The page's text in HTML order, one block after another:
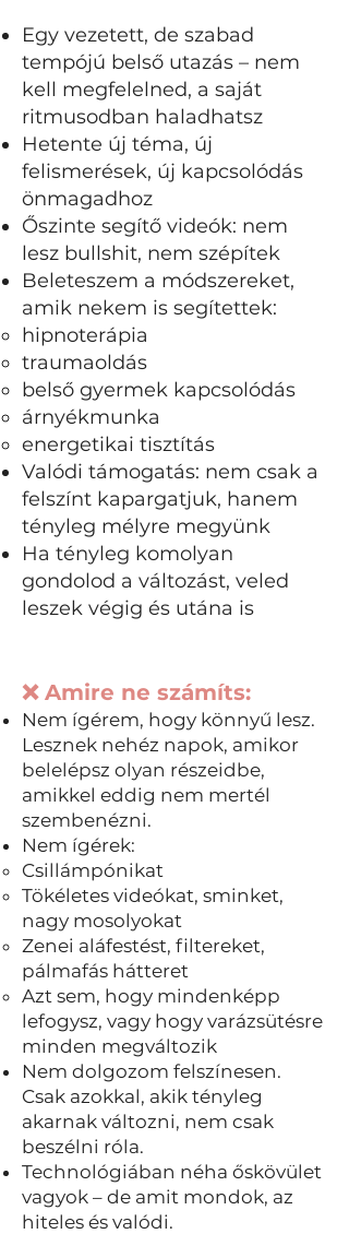
Egy vezetett, de szabad
tempójú belső utazás – nem
kell megfelelned, a saját
ritmusodban haladhatsz
Hetente új téma, új
felismerések, új kapcsolódás
önmagadhoz
Őszinte segítő videók: nem
lesz bullshit, nem szépítek
Beleteszem a módszereket,
amik nekem is segítettek:
hipnoterápia
traumaoldás
belső gyermek kapcsolódás
árnyékmunka
energetikai tisztítás
Valódi támogatás: nem csak a
felszínt kapargatjuk, hanem
tényleg mélyre megyünk
Ha tényleg komolyan
gondolod a változást, veled
leszek végig és utána is
❌ Amire ne számíts:
Nem ígérem, hogy könnyű lesz.
Lesznek nehéz napok, amikor
belelépsz olyan részeidbe,
amikkel eddig nem mertél
szembenézni.
Nem ígérek:
Csillámpónikat
Tökéletes videókat, sminket,
nagy mosolyokat
Zenei aláfestést, filtereket,
pálmafás hátteret
Azt sem, hogy mindenképp
lefogysz, vagy hogy varázsütésre
minden megváltozik
Nem dolgozom felszínesen.
Csak azokkal, akik tényleg
akarnak változni, nem csak
beszélni róla.
Technológiában néha őskövület
vagyok – de amit mondok, az
hiteles és valódi.